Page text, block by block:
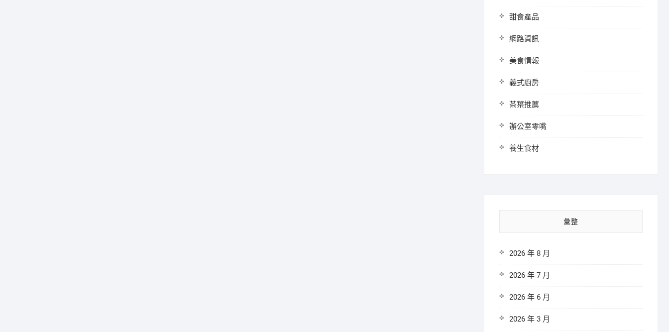
甜食產品
網路資訊
美食情報
義式廚房
茶葉推薦
辦公室零嘴
養生食材
彙整
2026 年 8 月
2026 年 7 月
2026 年 6 月
2026 年 3 月